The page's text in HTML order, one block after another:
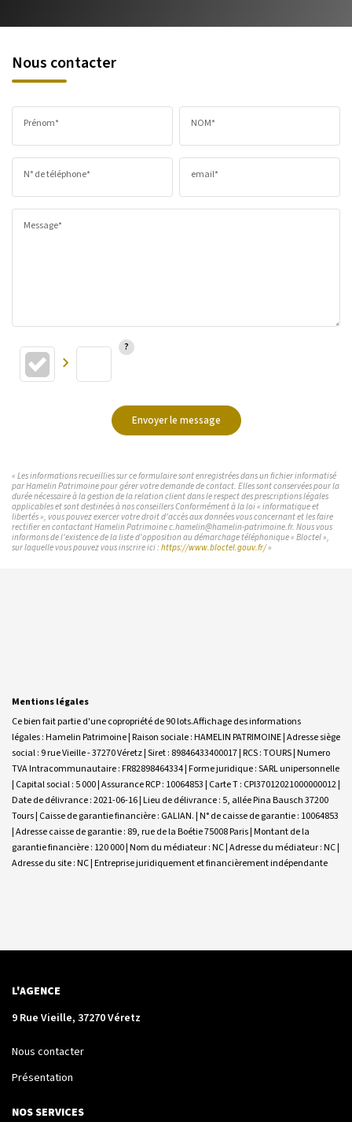
Nous contacter
Prénom* NOM*
N° de téléphone* email*
Message*
Envoyer le message
« Les informations recueillies sur ce formulaire sont enregistrées dans un fichier informatisé
par Hamelin Patrimoine pour gérer votre demande de contact. Elles sont conservées pour la
durée nécessaire à la gestion de la relation client dans le respect des prescriptions légales
applicables et sont destinées à nos conseillers Conformément à la loi « informatique et
libertés », vous pouvez exercer votre droit d'accès aux données vous concernant et les faire
rectifier en contactant Hamelin Patrimoine c.hamelin@hamelin-patrimoine.fr. Nous vous
informons de l'existence de la liste d'opposition au démarchage téléphonique « Bloctel »,
sur laquelle vous pouvez vous inscrire ici : https://www.bloctel.gouv.fr/»
Mentions légales
Ce bien fait partie d'une copropriété de 90 lots.Affichage des informations
légales : Hamelin Patrimoine | Raison sociale : HAMELIN PATRIMOINE | Adresse siège
social : 9 rue Vieille - 37270 Véretz | Siret : 89846433400017 | RCS : TOURS | Numero
TVA Intracommunautaire : FR82898464334 | Forme juridique : SARL unipersonnelle
| Capital social : 5 000 | Assurance RCP : 10064853 | Carte T : CPI37012021000000012 |
Date de délivrance : 2021-06-16 | Lieu de délivrance : 5, allée Pina Bausch 37200
Tours | Caisse de garantie financière : GALIAN. | N° de caisse de garantie : 10064853
| Adresse caisse de garantie : 89, rue de la Boétie 75008 Paris | Montant de la
garantie financière : 120 000 | Nom du médiateur : NC | Adresse du médiateur : NC |
Adresse du site : NC | Entreprise juridiquement et financièrement indépendante
L'AGENCE
9 Rue Vieille, 37270 Véretz
Nous contacter
Présentation
NOS SERVICES